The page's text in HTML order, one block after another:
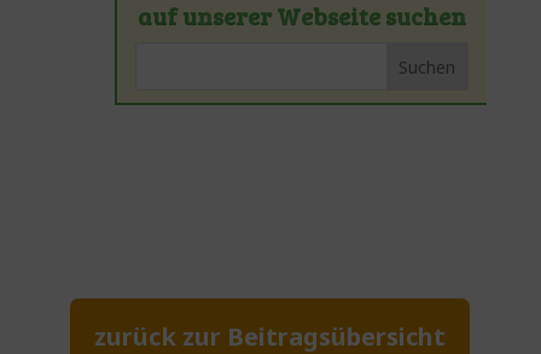
auf unserer Webseite suchen
zurück zur Beitragsübersicht